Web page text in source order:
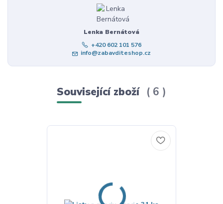
Lenka Bernátová
+420 602 101 576
info@zabavditeshop.cz
Související zboží 6